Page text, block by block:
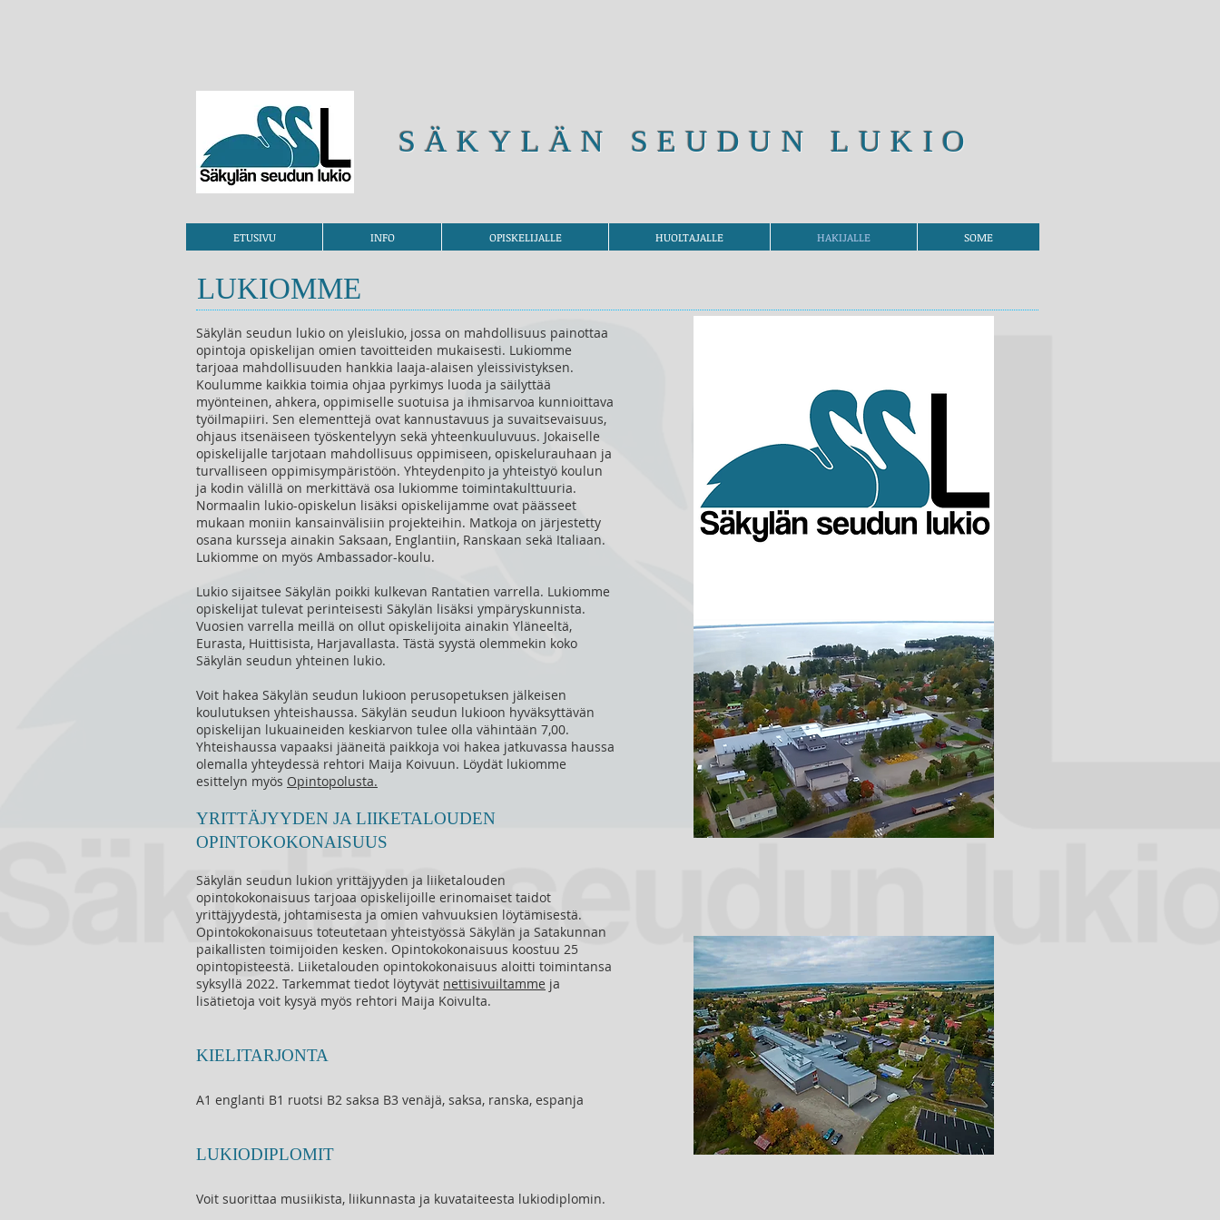
SÄKYLÄN SEUDUN LUKIO
ETUSIVU INFO OPISKELIJALLE HUOLTAJALLE HAKIJALLE SOME
LUKIOMME
Säkylän seudun lukio on yleislukio, jossa on mahdollisuus painottaa
opintoja opiskelijan omien tavoitteiden mukaisesti. Lukiomme
tarjoaa mahdollisuuden hankkia laaja-alaisen yleissivistyksen.
Koulumme kaikkia toimia ohjaa pyrkimys luoda ja säilyttää
myönteinen, ahkera, oppimiselle suotuisa ja ihmisarvoa kunnioittava
työilmapiiri. Sen elementtejä ovat kannustavuus ja suvaitsevaisuus,
ohjaus itsenäiseen työskentelyyn sekä yhteenkuuluvuus. Jokaiselle
opiskelijalle tarjotaan mahdollisuus oppimiseen, opiskelurauhaan ja
turvalliseen oppimisympäristöön. Yhteydenpito ja yhteistyö koulun
ja kodin välillä on merkittävä osa lukiomme toimintakulttuuria.
Normaalin lukio-opiskelun lisäksi opiskelijamme ovat päässeet
mukaan moniin kansainvälisiin projekteihin. Matkoja on järjestetty
osana kursseja ainakin Saksaan, Englantiin, Ranskaan sekä Italiaan.
Lukiomme on myös Ambassador-koulu.
Lukio sijaitsee Säkylän poikki kulkevan Rantatien varrella. Lukiomme
opiskelijat tulevat perinteisesti Säkylän lisäksi ympäryskunnista.
Vuosien varrella meillä on ollut opiskelijoita ainakin Yläneeltä,
Eurasta, Huittisista, Harjavallasta. Tästä syystä olemmekin koko
Säkylän seudun yhteinen lukio.
Voit hakea Säkylän seudun lukioon perusopetuksen jälkeisen
koulutuksen yhteishaussa. Säkylän seudun lukioon hyväksyttävän
opiskelijan lukuaineiden keskiarvon tulee olla vähintään 7,00.
Yhteishaussa vapaaksi jääneitä paikkoja voi hakea jatkuvassa haussa
olemalla yhteydessä rehtori Maija Koivuun. Löydät lukiomme
esittelyn myös Opintopolusta.
YRITTÄJYYDEN JA LIIKETALOUDEN
OPINTOKOKONAISUUS
Säkylän seudun lukion yrittäjyyden ja liiketalouden
opintokokonaisuus tarjoaa opiskelijoille erinomaiset taidot
yrittäjyydestä, johtamisesta ja omien vahvuuksien löytämisestä.
Opintokokonaisuus toteutetaan yhteistyössä Säkylän ja Satakunnan
paikallisten toimijoiden kesken. Opintokokonaisuus koostuu 25
opintopisteestä. Liiketalouden opintokokonaisuus aloitti toimintansa
syksyllä 2022. Tarkemmat tiedot löytyvät nettisivuiltamme ja
lisätietoja voit kysyä myös rehtori Maija Koivulta.
KIELITARJONTA
A1 englanti B1 ruotsi B2 saksa B3 venäjä, saksa, ranska, espanja
LUKIODIPLOMIT
Voit suorittaa musiikista, liikunnasta ja kuvataiteesta lukiodiplomin.